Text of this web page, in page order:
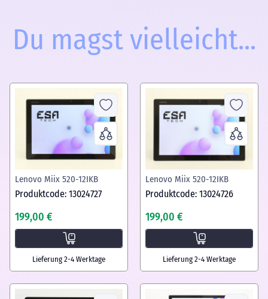
Du magst vielleicht...
Lenovo Miix 520-12IKB
Produktcode: 13024727
199,00 €
Lieferung 2-4 Werktage
Lenovo Miix 520-12IKB
Produktcode: 13024726
199,00 €
Lieferung 2-4 Werktage